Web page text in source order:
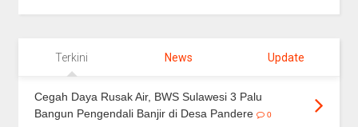
Terkini News Update
Cegah Daya Rusak Air, BWS Sulawesi 3 Palu
Bangun Pengendali Banjir di Desa Pandere
0